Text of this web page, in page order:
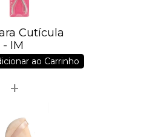
Cutícula
IM
ao Carrinho